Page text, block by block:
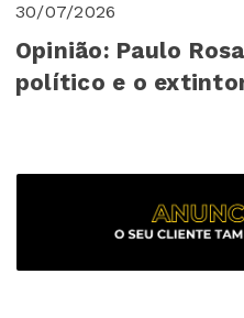
30/07/2026
Opinião: Paulo
político e o